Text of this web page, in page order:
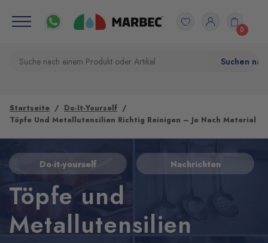
0
Startseite
Do-It-Yourself
Töpfe Und Metallutensilien Richtig Reinigen – Je Nach Material
Do-it-yourself Nachrichten
Töpfe und
Metallutensilien